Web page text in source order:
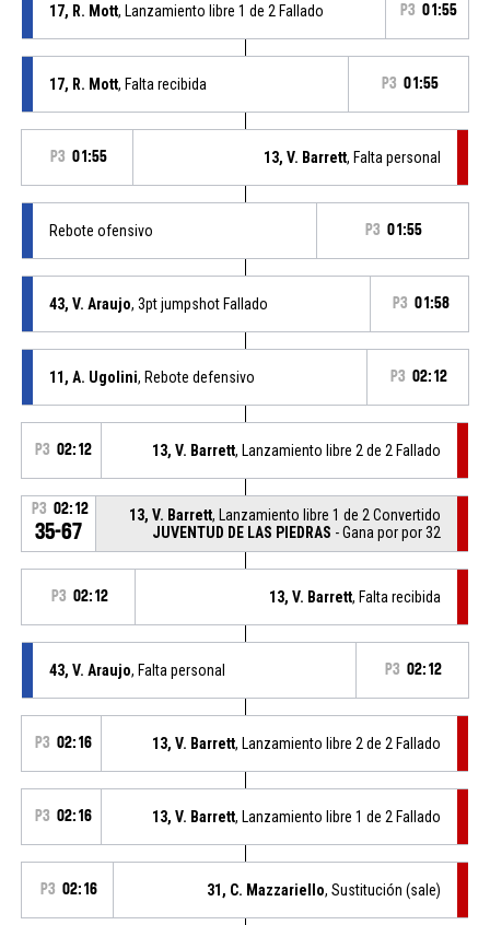
17, R. Mott, Lanzamiento libre 1 de 2 Fallado P3 01:55
17, R. Mott, Falta recibida P3 01:55
P3 01:55 13, V. Barrett, Falta personal
Rebote ofensivo P3 01:55
43, V. Araujo, 3pt jumpshot Fallado P3 01:58
11, A. Ugolini, Rebote defensivo P3 02:12
P3 02:12 13, V. Barrett, Lanzamiento libre 2 de 2 Fallado
P3 02:12
35-67
13, V. Barrett, Lanzamiento libre 1 de 2 Convertido
JUVENTUD DE LAS PIEDRAS - Gana por por 32
P3 02:12 13, V. Barrett, Falta recibida
43, V. Araujo, Falta personal P3 02:12
P3 02:16 13, V. Barrett, Lanzamiento libre 2 de 2 Fallado
P3 02:16 13, V. Barrett, Lanzamiento libre 1 de 2 Fallado
P3 02:16 31, C. Mazzariello, Sustitución (sale)